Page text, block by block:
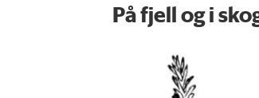
På fjell og i